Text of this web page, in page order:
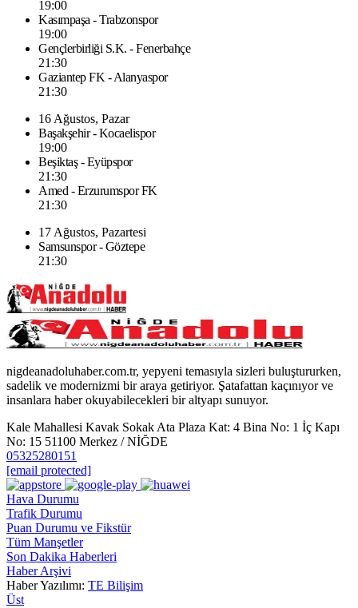
19:00
Kasımpaşa - Trabzonspor
19:00
Gençlerbirliği S.K. - Fenerbahçe
21:30
Gaziantep FK - Alanyaspor
21:30
16 Ağustos, Pazar
Başakşehir - Kocaelispor
19:00
Beşiktaş - Eyüpspor
21:30
Amed - Erzurumspor FK
21:30
17 Ağustos, Pazartesi
Samsunspor - Göztepe
21:30
nigdeanadoluhaber.com.tr, yepyeni temasıyla sizleri buluştururken,
sadelik ve modernizmi bir araya getiriyor. Şatafattan kaçınıyor ve
insanlara haber okuyabilecekleri bir altyapı sunuyor.
Kale Mahallesi Kavak Sokak Ata Plaza Kat: 4 Bina No: 1 İç Kapı
No: 15 51100 Merkez / NİĞDE
05325280151
[email protected]
Hava Durumu
Trafik Durumu
Puan Durumu ve Fikstür
Tüm Manşetler
Son Dakika Haberleri
Haber Arşivi
Haber Yazılımı: TE Bilişim
Üst